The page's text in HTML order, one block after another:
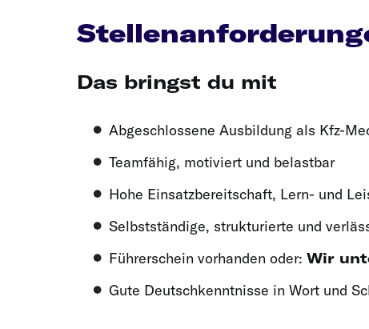
Das bringst du mit
Abgeschlossene Ausbildung als Kfz-
Teamfähig, motiviert und belastbar
Hohe Einsatzbereitschaft, Lern- und
Selbstständige, strukturierte und
Führerschein vorhanden oder: Wir
Gute Deutschkenntnisse in Wort und